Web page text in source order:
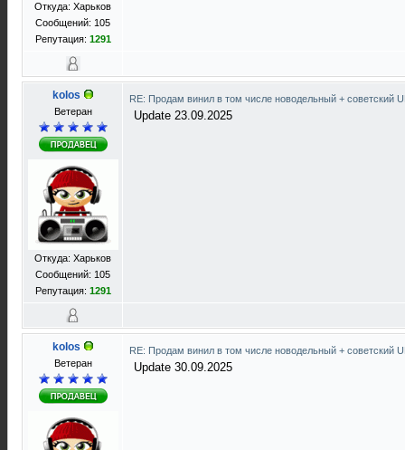
Откуда: Харьков
Сообщений: 105
Репутация: 1291
kolos
Ветеран
Откуда: Харьков
Сообщений: 105
Репутация: 1291
RE: Продам винил в том числе новодельный + советский
Update 23.09.2025
kolos
Ветеран
RE: Продам винил в том числе новодельный + советский
Update 30.09.2025